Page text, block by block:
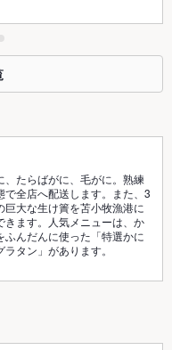
たらばがに、毛がに。熟練
全店へ配送します。また、3
大な生け簀を苫小牧漁港に
ます。人気メニューは、か
んだんに使った「特選かに
タン」があります。